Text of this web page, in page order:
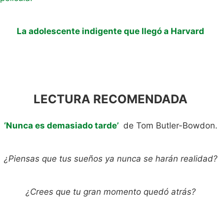
La adolescente indigente que llegó a Harvard
LECTURA RECOMENDADA
‘Nunca es demasiado tarde’ de Tom Butler-Bowdon.
¿Piensas que tus sueños ya nunca se harán realidad?
¿Crees que tu gran momento quedó atrás?